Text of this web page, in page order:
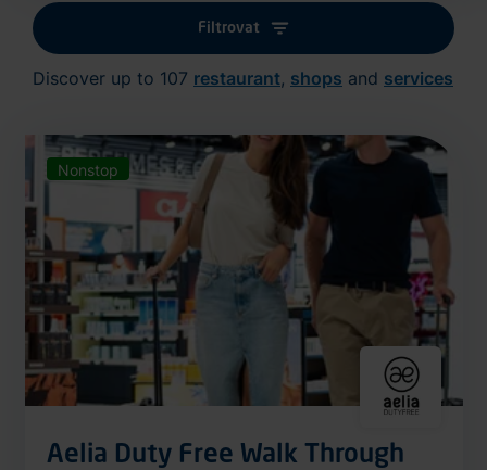
Filtrovat
Discover up to 107 restaurant, shops and services
Nonstop
Aelia Duty Free Walk Through